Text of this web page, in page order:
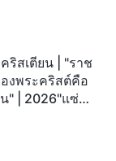
ริสเตียน | "ราช
งพระคริสต์คือ
" | 2026"แซ่